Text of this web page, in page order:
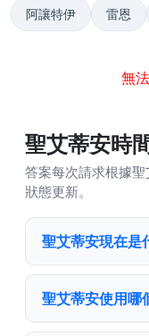
阿讓特伊 雷恩
無
聖艾蒂安時
答案每次請求根據
狀態更新。
聖艾蒂安現在是
聖艾蒂安使用哪